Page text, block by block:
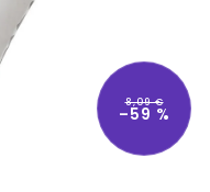
8,09 €
–59 %